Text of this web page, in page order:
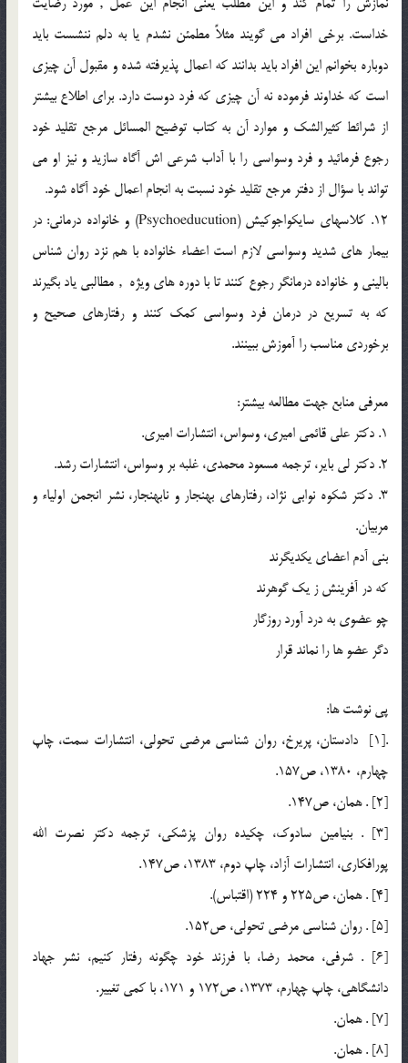
خداست. برخي افراد مي گويند مثلاً مطمئن نشدم يا به دلم ننشست بايد
دوباره بخوانم اين افراد بايد بدانند كه اعمال پذيرفته شده و مقبول آن چيزي
است كه خداوند فرموده نه آن چيزي كه فرد دوست دارد. براي اطلاع بيشتر
از شرائط كثيرالشك و موارد آن به كتاب توضيح المسائل مرجع تقليد خود
رجوع فرمائيد و فرد وسواسي را با آداب شرعي اش آگاه سازيد و نيز او مي
تواند با سؤال از دفتر مرجع تقليد خود نسبت به انجام اعمال خود آگاه شود.
12. كلاسهاي سايكواجوكيش (Psychoeducution) و خانواده درماني: در
بيمار هاي شديد وسواسي لازم است اعضاء خانواده با هم نزد روان شناس
باليني و خانواده درمانگر رجوع كنند تا با دوره هاي ويژه , مطالبي ياد بگيرند
كه به تسريع در درمان فرد وسواسي كمك كنند و رفتارهاي صحيح و
برخوردي مناسب را آموزش ببينند.
معرفي منابع جهت مطالعه بيشتر:
1. دكتر علي قائمي اميري، وسواس، انتشارات اميري.
2. دكتر لي باير، ترجمه مسعود محمدي، غلبه بر وسواس، انتشارات رشد.
3. دكتر شكوه نوابي نژاد، رفتارهاي بهنجار و نابهنجار، نشر انجمن اولياء و
مربيان.
بني آدم اعضاي يكديگرند
كه در آفرينش ز يك گوهرند
چو عضوي به درد آورد روزگار
دگر عضو ها را نماند قرار
پي نوشت ها:
.[1] دادستان، پريرخ، روان شناسي مرضي تحولي، انتشارات سمت، چاپ
چهارم، 1380، ص157.
[2] . همان، ص147.
[3] . بنيامين سادوك، چكيده روان پزشكي، ترجمه دكتر نصرت الله
پورافكاري، انتشارات آزاد، چاپ دوم، 1383، ص147.
[4] . همان، ص225 و 224 (اقتباس).
[5] . روان شناسي مرضي تحولي، ص152.
[6] . شرفي، محمد رضا، با فرزند خود چگونه رفتار كنيم، نشر جهاد
دانشگاهي، چاپ چهارم، 1373، ص172 و 171، با كمي تغيير.
[7] . همان.
[8] . همان.